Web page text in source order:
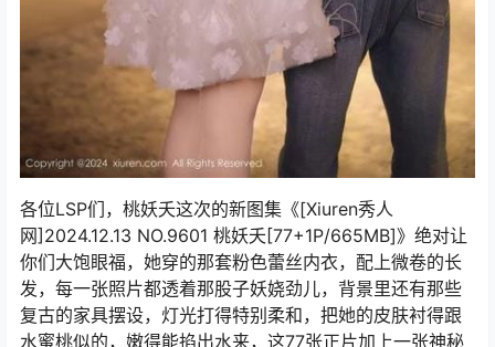
各位LSP们，桃妖夭这次的新图集《[Xiuren秀人
网]2024.12.13 NO.9601 桃妖夭[77+1P/665MB]》绝对让
你们大饱眼福，她穿的那套粉色蕾丝内衣，配上微卷的长
发，每一张照片都透着那股子妖娆劲儿，背景里还有那些
复古的家具摆设，灯光打得特别柔和，把她的皮肤衬得跟
水蜜桃似的，嫩得能掐出水来，这77张正片加上一张神秘